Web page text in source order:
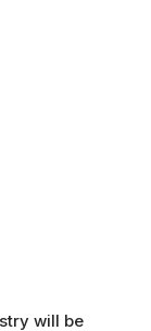
will be